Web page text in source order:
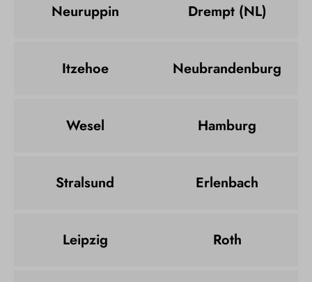
Neuruppin Drempt (NL)
Itzehoe Neubrandenburg
Wesel Hamburg
Stralsund Erlenbach
Leipzig Roth